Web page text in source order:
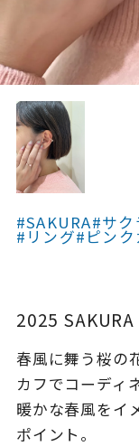
モチーフ
石の色
ファッションテイス
ト
着用シーン
レディース
リングサイズ
#SAKURA#サク
#リング#ピン
2025
春風に舞う桜の
カフでコーディ
暖かな春風をイ
ポイント。